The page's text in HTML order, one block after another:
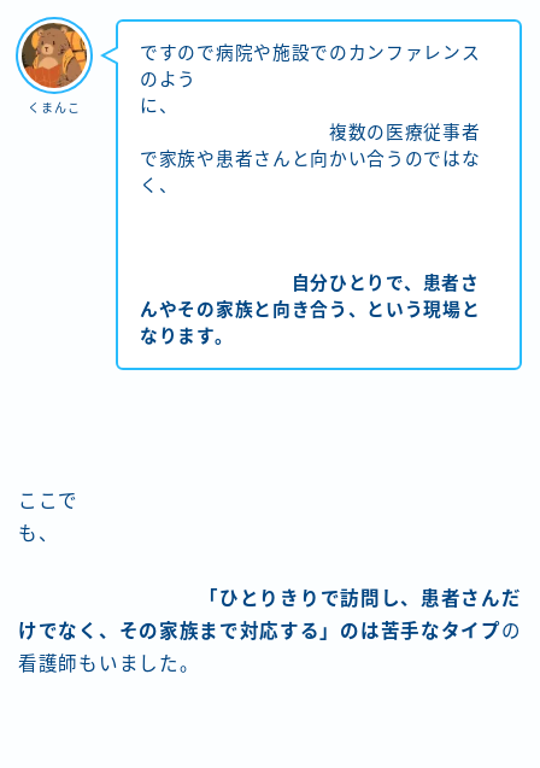
くまんこ
ですので病院や施設でのカンファレンス
のよう
に、
複数の医療従事者
で家族や患者さんと向かい合うのではな
く、
自分ひとりで、患者さ
んやその家族と向き合う、という現場と
なります。
ここで
も、
「ひとりきりで訪問し、患者さんだ
けでなく、その家族まで対応する」のは苦手なタイプの
看護師もいました。